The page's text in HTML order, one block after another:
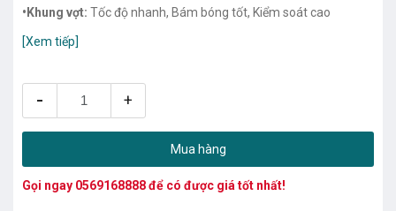
•Khung vợt: Tốc độ nhanh, Bám bóng tốt, Kiểm soát cao
[Xem tiếp]
- +
Mua hàng
Gọi ngay 0569168888để có được giá tốt nhất!